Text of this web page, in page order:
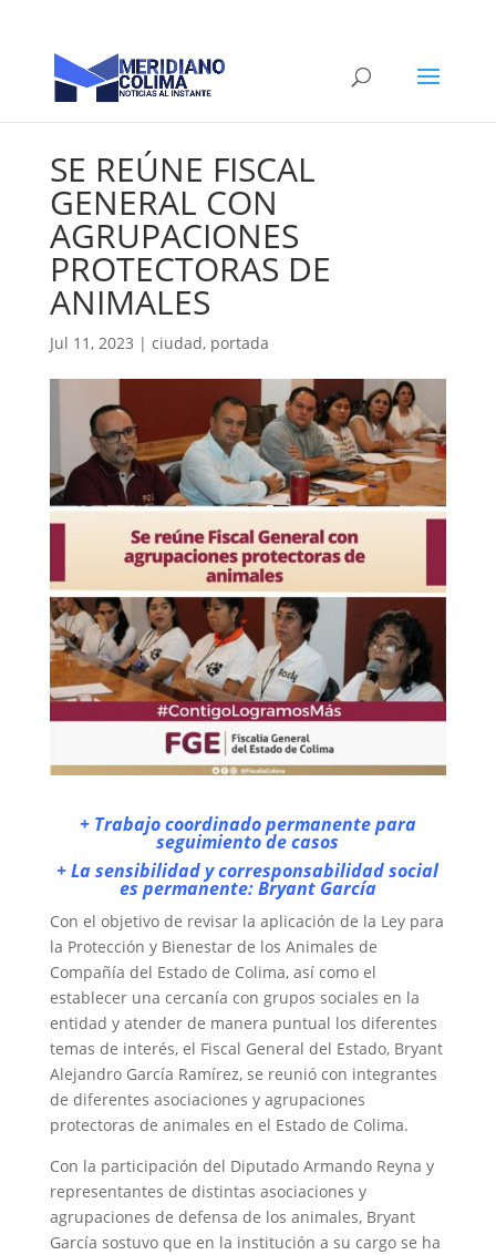
SE REÚNE FISCAL
GENERAL CON
AGRUPACIONES
PROTECTORAS DE
ANIMALES
Jul 11, 2023 | ciudad, portada
+ Trabajo coordinado permanente para
seguimiento de casos
+ La sensibilidad y corresponsabilidad social
es permanente: Bryant García
Con el objetivo de revisar la aplicación de la Ley para
la Protección y Bienestar de los Animales de
Compañía del Estado de Colima, así como el
establecer una cercanía con grupos sociales en la
entidad y atender de manera puntual los diferentes
temas de interés, el Fiscal General del Estado, Bryant
Alejandro García Ramírez, se reunió con integrantes
de diferentes asociaciones y agrupaciones
protectoras de animales en el Estado de Colima.
Con la participación del Diputado Armando Reyna y
representantes de distintas asociaciones y
agrupaciones de defensa de los animales, Bryant
García sostuvo que en la institución a su cargo se ha